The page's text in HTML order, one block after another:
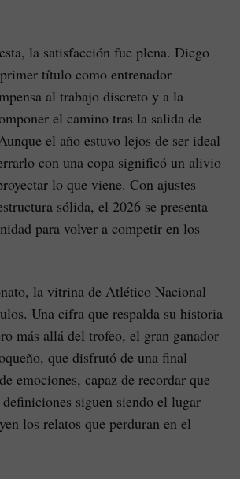
la satisfacción fue plena. Diego
título como entrenador
al trabajo discreto y a la
el camino tras la salida de
el año estuvo lejos de ser ideal
con una copa significó un alivio
lo que viene. Con ajustes
sólida, el 2026 se presenta
para volver a competir en los
la vitrina de Atlético Nacional
Una cifra que respalda su historia
más allá del trofeo, el gran ganador
que disfrutó de una final
emociones, capaz de recordar que
siguen siendo el lugar
los relatos que perduran en el